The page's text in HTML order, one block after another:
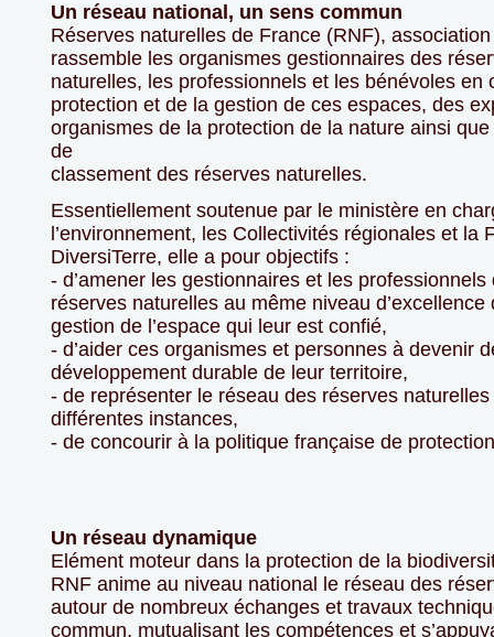
Un réseau national, un sens commun
Réserves naturelles de France (RNF),
rassemble les organismes gestionnaires des
naturelles, les professionnels et les bénévoles en
protection et de la gestion de ces espaces, des
organismes de la protection de la nature ainsi
de
classement des réserves naturelles.
Essentiellement soutenue par le ministère en
l’environnement, les Collectivités régionales et la
DiversiTerre, elle a pour objectifs :
- d’amener les gestionnaires et les
réserves naturelles au même niveau d’excellence
gestion de l’espace qui leur est confié,
- d’aider ces organismes et personnes à devenir
développement durable de leur territoire,
- de représenter le réseau des réserves
différentes instances,
- de concourir à la politique française de
Un réseau dynamique
Elément moteur dans la protection de la
RNF anime au niveau national le réseau des
autour de nombreux échanges et travaux
commun, mutualisant les compétences et